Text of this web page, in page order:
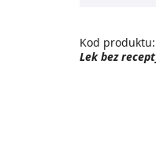
Kod produktu:
Lek bez